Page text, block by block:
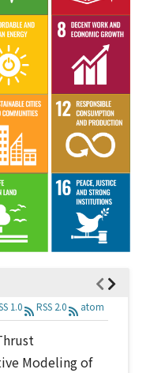
1.0 RSS 2.0 atom
Modeling of